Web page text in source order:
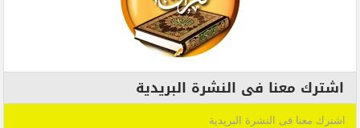
اشترك معنا فى النشرة البريدية
اشترك معنا فى النشرة البريدية